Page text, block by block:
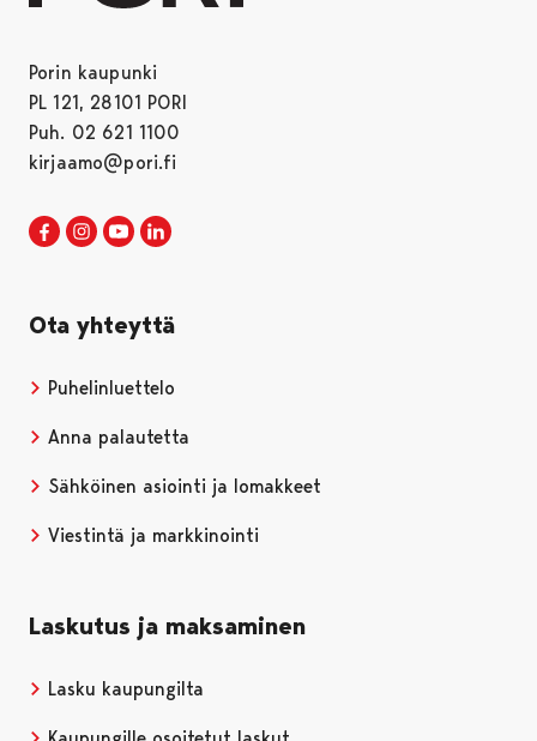
Porin kaupunki
PL 121, 28101 PORI
Puh. 02 621 1100
kirjaamo@pori.fi
Porin kaupunki Facebookissa
Avautuu uudessa välilehdessä
Porin kaupunki Instagramissa
Avautuu uudessa välilehdessä
Porin kaupunki Youtubessa
Avautuu uudessa välilehdessä
Ota yhteyttä
Puhelinluettelo
Anna palautetta
Sähköinen asiointi ja lomakkeet
Viestintä ja markkinointi
Laskutus ja maksaminen
Lasku kaupungilta